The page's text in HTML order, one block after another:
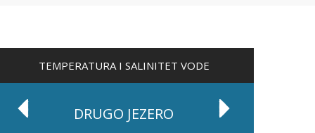
TEMPERATURA I SALINITET VODE
DRUGO JEZERO